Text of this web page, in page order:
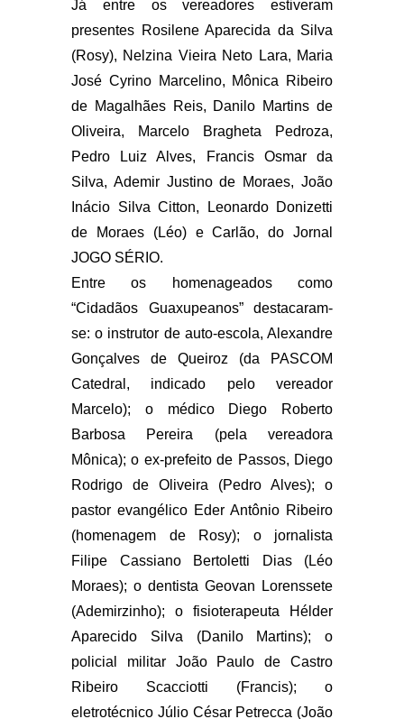
Já entre os vereadores estiveram
presentes Rosilene Aparecida da Silva
(Rosy), Nelzina Vieira Neto Lara, Maria
José Cyrino Marcelino, Mônica Ribeiro
de Magalhães Reis, Danilo Martins de
Oliveira, Marcelo Bragheta Pedroza,
Pedro Luiz Alves, Francis Osmar da
Silva, Ademir Justino de Moraes, João
Inácio Silva Citton, Leonardo Donizetti
de Moraes (Léo) e Carlão, do Jornal
JOGO SÉRIO.
Entre os homenageados como
“Cidadãos Guaxupeanos” destacaram-
se: o instrutor de auto-escola, Alexandre
Gonçalves de Queiroz (da PASCOM
Catedral, indicado pelo vereador
Marcelo); o médico Diego Roberto
Barbosa Pereira (pela vereadora
Mônica); o ex-prefeito de Passos, Diego
Rodrigo de Oliveira (Pedro Alves); o
pastor evangélico Eder Antônio Ribeiro
(homenagem de Rosy); o jornalista
Filipe Cassiano Bertoletti Dias (Léo
Moraes); o dentista Geovan Lorenssete
(Ademirzinho); o fisioterapeuta Hélder
Aparecido Silva (Danilo Martins); o
policial militar João Paulo de Castro
Ribeiro Scacciotti (Francis); o
eletrotécnico Júlio César Petrecca (João